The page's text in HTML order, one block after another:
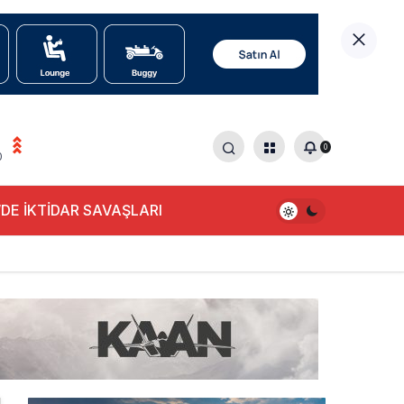
0
İKTİDAR SAVAŞLARI